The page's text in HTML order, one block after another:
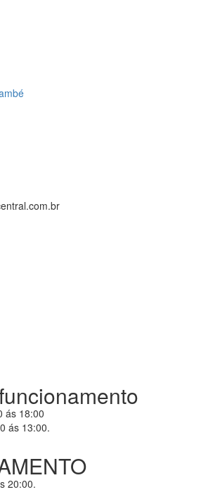
ás 18:00
ás 13:00.
20:00.